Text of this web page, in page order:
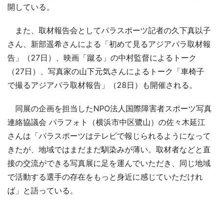
開している。
また、取材報告会としてパラスポーツ記者の久下真以子
さん、新部遥希さんによる「初めて見るアジアパラ取材報
告」（27日）、映画「蹴る」の中村監督によるトーク
（27日）、写真家の山下元気さんによるトーク「車椅子
で撮るアジアパラ取材報告」（28日）も開催される。
同展の企画を担当したNPO法人国際障害者スポーツ写真
連絡協議会 パラフォト（横浜市中区鷺山）の佐々木延江
さんは「パラスポーツはテレビで報じられるようになって
きたが、地域ではまだまだ馴染みが薄い。取材者などと直
接の交流ができる写真展に足を運んでいただき、同じ地域
で活動する選手の存在をもっと身近に感じていただけれ
ば」と語っている。